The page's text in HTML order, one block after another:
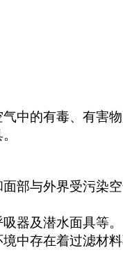
中的有毒、有害
部与外界受污染
器及潜水面具等。
中存在着过滤材